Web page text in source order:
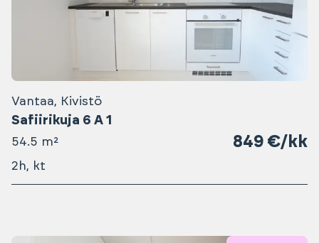
Vantaa, Kivistö
Safiirikuja 6 A 1
54.5 m² 849 €/kk
2h, kt